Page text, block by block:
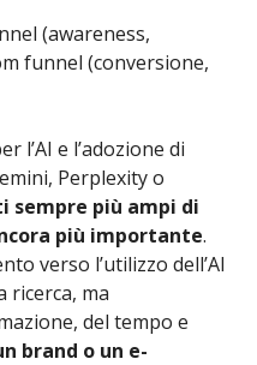
(awareness,
funnel (conversione,
l’AI e l’adozione di
Perplexity o
sempre più ampi di
più importante.
verso l’utilizzo dell’AI
ricerca, ma
del tempo e
brand o un e-